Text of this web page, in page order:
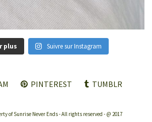
plus Suivre sur Instagram
PINTEREST TUMBLR
of Sunrise Never Ends - All rights reserved - @ 2017